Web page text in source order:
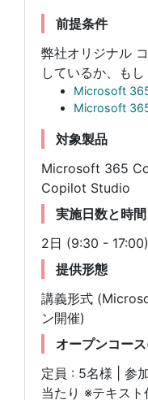
前提条件
弊社オリジナル
しているか、も
Microsoft
Microsoft
対象製品
Microsoft 365
Copilot Studio
実施日数と時間
2日 (9:30 - 17:00)
提供形態
講義形式
ン開催)
オープンコー
定員 : 5名様 | 参
当たり ※テキスト